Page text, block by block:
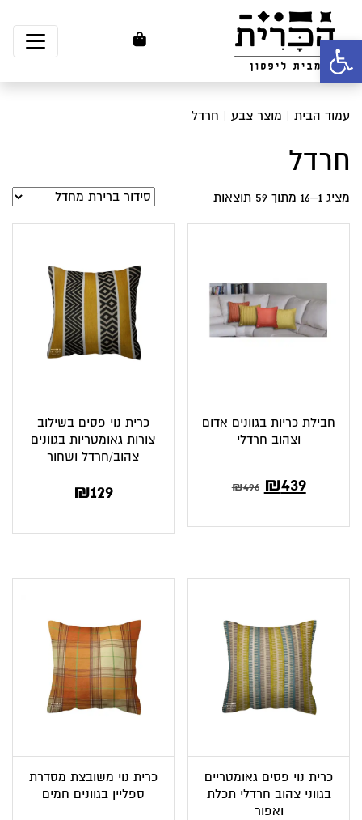
פתח סרגל נגישות
עמוד הבית | מוצר צבע | חרדל
חרדל
מציג 1–16 מתוך 59 תוצאות
חבילת כריות בגוונים אדום
וצהוב חרדלי
₪496 המחיר
₪496.
₪439המחיר
₪439.
כרית נוי פסים בשילוב
צורות גאומטריות בגוונים
צהוב/חרדל ושחור
₪129
כרית נוי פסים גאומטריים
בגווני צהוב חרדלי תכלת
ואפור
כרית נוי משובצת מסדרת
ספליין בגוונים חמים